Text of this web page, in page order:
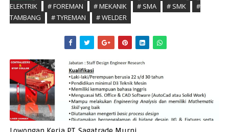
ELEKTRIK
# FOREMAN # MEKANIK # SMA # SMK
#
TAMBANG
# TYREMAN # WELDER